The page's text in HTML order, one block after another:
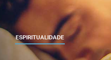
ESPIRITUALIDADE